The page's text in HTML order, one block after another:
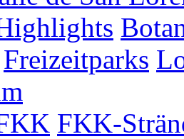
Freizeitparks
FKK-